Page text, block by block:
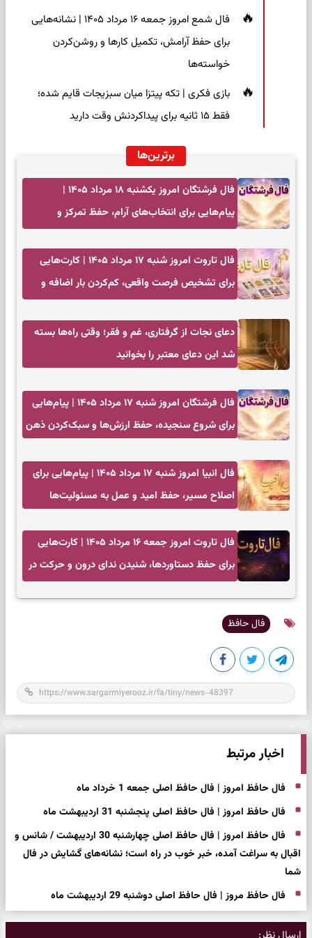
فال شمع امروز جمعه ۱۶ مرداد ۱۴۰۵ | نشانه‌هایی
برای حفظ آرامش، تکمیل کارها و روشن‌کردن
خواسته‌ها
بازی فکری | تکه پیتزا میان سبزیجات قایم شده؛
فقط ۱۵ ثانیه برای پیداکردنش وقت دارید
برترین‌ها
فال فرشتگان امروز یکشنبه ۱۸ مرداد ۱۴۰۵ |
پیام‌هایی برای انتخاب‌های آرام، حفظ تمرکز و
فال تاروت امروز شنبه ۱۷ مرداد ۱۴۰۵ | کارت‌هایی
برای تشخیص فرصت واقعی، کم‌کردن بار اضافه و
دعای نجات از گرفتاری، غم و فقر؛ وقتی راه‌ها بسته
شد این دعای معتبر را بخوانید
فال فرشتگان امروز شنبه ۱۷ مرداد ۱۴۰۵ | پیام‌هایی
برای شروع سنجیده، حفظ ارزش‌ها و سبک‌کردن ذهن
فال انبیا امروز شنبه ۱۷ مرداد ۱۴۰۵ | پیام‌هایی برای
اصلاح مسیر، حفظ امید و عمل به مسئولیت‌ها
فال تاروت امروز جمعه ۱۶ مرداد ۱۴۰۵ | کارت‌هایی
برای حفظ دستاوردها، شنیدن ندای درون و حرکت در
فال حافظ
اخبار مرتبط
فال حافظ امروز | فال حافظ اصلی جمعه 1 خرداد ماه
فال حافظ امروز | فال حافظ اصلی پنجشنبه 31 اردیبهشت ماه
فال حافظ امروز | فال حافظ اصلی چهارشنبه 30 اردیبهشت / شانس و
اقبال به سراغت آمده، خبر خوب در راه است؛ نشانه‌های گشایش در فال
شما
فال حافظ مروز | فال حافظ اصلی دوشنبه 29 اردیبهشت ماه